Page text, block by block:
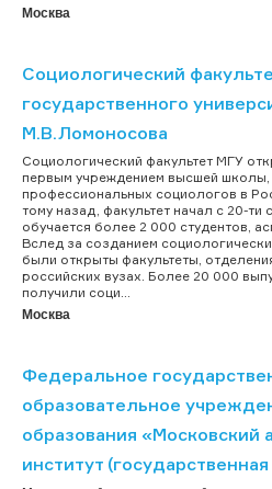
Москва
Социологический
государственного
М.В.Ломоносова
Социологический факультет МГУ
первым учреждением высшей
профессиональных социологов в
тому назад, факультет начал с 20-ти
обучается более 2 000 студентов,
Вслед за созданием
были открыты факультеты,
российских вузах. Более 20 000
получили соци...
Москва
Федеральное
образовательное
образования «Московский
институт